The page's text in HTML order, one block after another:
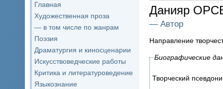
Главная
Художественная проза
— в том числе по жанрам
Поэзия
Драматургия и киносценарии
Искусствоведческие работы
Критика и литературоведение
Языкознание
Данияр
— Автор
Направление
Биографические
Творческий